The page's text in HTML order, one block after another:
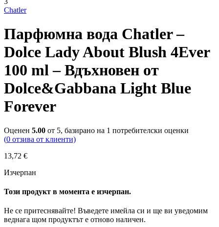
Chatler
Парфюмна вода Chatler –
Dolce Lady About Blush 4Ever
100 ml – Вдъхновен от
Dolce&Gabbana Light Blue
Forever
Оценен 5.00 от 5, базирано на 1 потребителски оценки
(0 отзива от клиенти)
13,72 €
Изчерпан
Този продукт в момента е изчерпан.
Не се притеснявайте! Въведете имейла си и ще ви уведомим
веднага щом продуктът е отново наличен.